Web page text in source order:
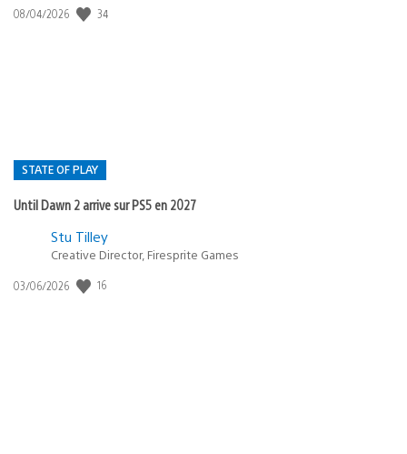
Date
08/04/2026 34
STATE OF PLAY
Until Dawn 2 arrive sur PS5 en 2027
Postée
:
Stu Tilley
Creative Director, Firesprite Games
Date
03/06/2026 16